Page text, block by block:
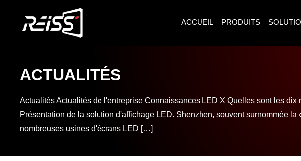
ACCUEIL PRODUITS
ACTUALITÉS
Actualités Actualités de l'entreprise Connaissances LED X Quelles sont les
Présentation de la solution d'affichage LED. Shenzhen, souvent surnommée
nombreuses usines d'écrans LED […]